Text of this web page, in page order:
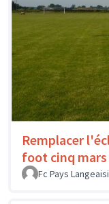
Remplacer
foot cinq
Fc Pays